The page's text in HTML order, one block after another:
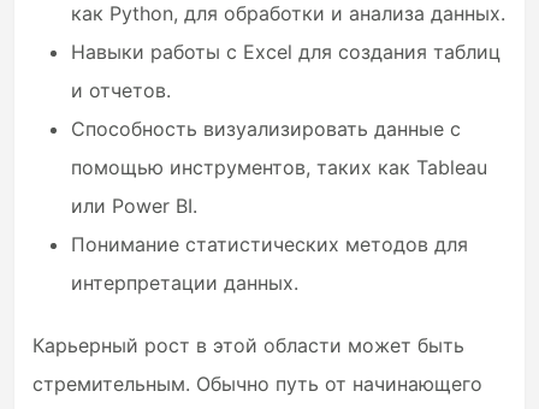
как Python, для обработки и анализа данных.
Навыки работы с Excel для создания таблиц
и отчетов.
Способность визуализировать данные с
помощью инструментов, таких как Tableau
или Power BI.
Понимание статистических методов для
интерпретации данных.
Карьерный рост в этой области может быть
стремительным. Обычно путь от начинающего